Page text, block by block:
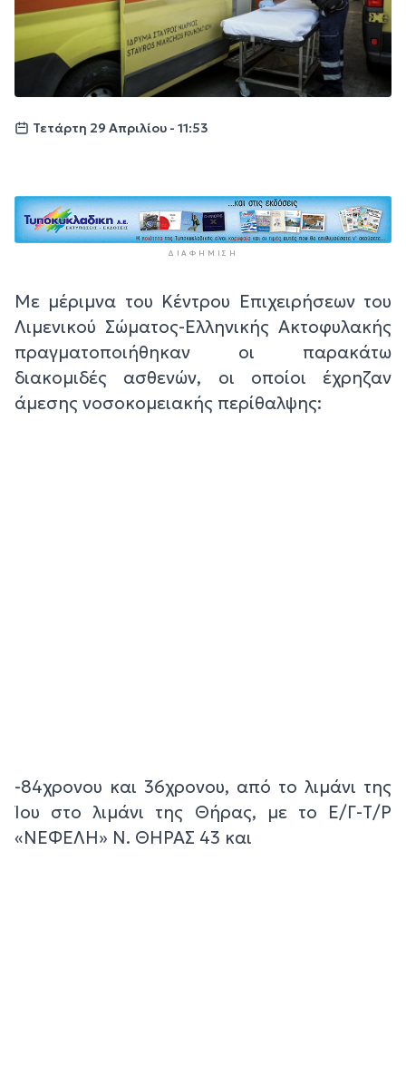
Τετάρτη 29 Απριλίου - 11:53
ΔΙΑΦΉΜΙΣΗ
Με μέριμνα του Κέντρου Επιχειρήσεων του
Λιμενικού Σώματος-Ελληνικής Ακτοφυλακής
πραγματοποιήθηκαν οι παρακάτω
διακομιδές ασθενών, οι οποίοι έχρηζαν
άμεσης νοσοκομειακής περίθαλψης:
-84χρονου και 36χρονου, από το λιμάνι της
Ίου στο λιμάνι της Θήρας, με το Ε/Γ-Τ/Ρ
«ΝΕΦΕΛΗ» Ν. ΘΗΡΑΣ 43 και